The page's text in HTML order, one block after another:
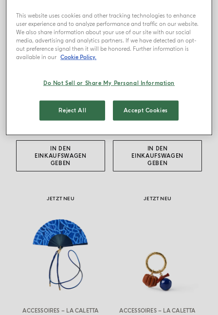
Bergamotto La Spugnatura
IN DEN
EINKAUFSWAGEN
GEBEN
Bergamotto La Spugnatura
IN DEN
EINKAUFSWAGEN
GEBEN
JETZT NEU
ACCESSOIRES – LA CALETTA
JETZT NEU
ACCESSOIRES – LA CALETTA
This website uses cookies and other tracking technologies to enhance
user experience and to analyze performance and traffic on our website.
We also share information about your use of our site with our social
media, advertising and analytics partners. If we have detected an opt-
out preference signal then it will be honored. Further information is
available in our Cookie Policy.
Do Not Sell or Share My Personal Information
Reject All Accept Cookies